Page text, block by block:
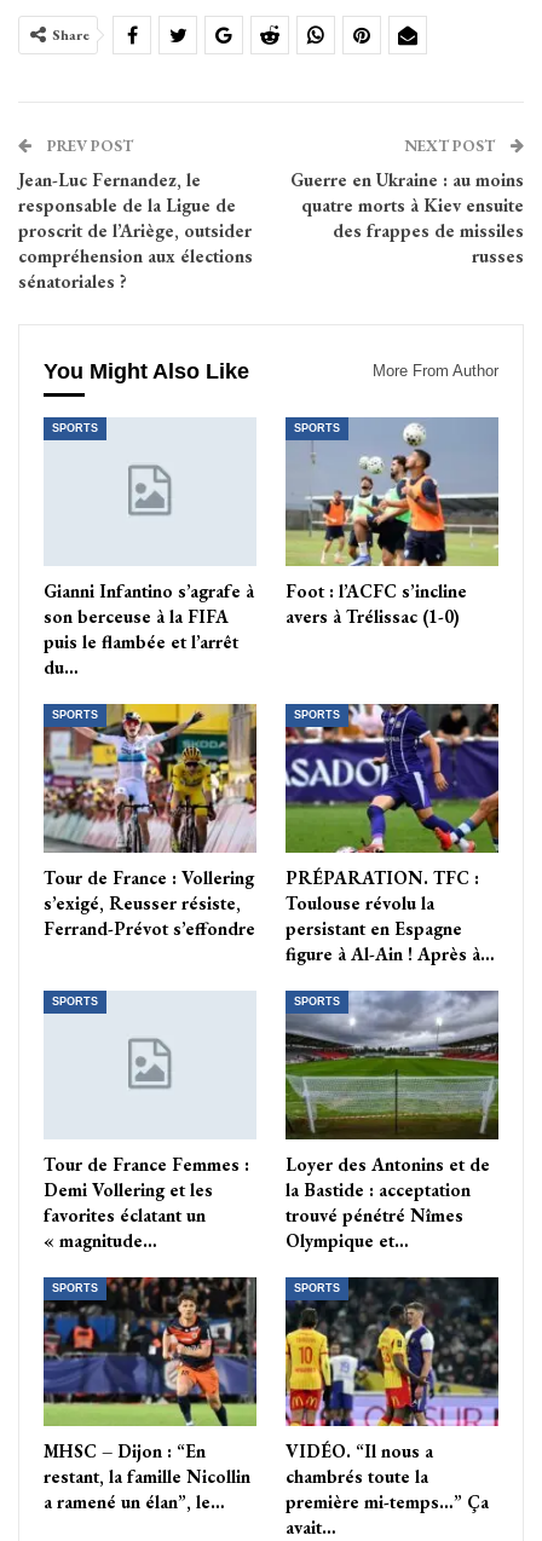
Share
PREV POST
Jean-Luc Fernandez, le
responsable de la Ligue de
proscrit de l’Ariège, outsider
compréhension aux élections
sénatoriales ?
NEXT POST
Guerre en Ukraine : au moins
quatre morts à Kiev ensuite
des frappes de missiles
russes
You Might Also Like More From Author
SPORTS
Gianni Infantino s’agrafe à
son berceuse à la FIFA
puis le flambée et l’arrêt
du…
SPORTS
Foot : l’ACFC s’incline
avers à Trélissac (1-0)
SPORTS
Tour de France : Vollering
s’exigé, Reusser résiste,
Ferrand-Prévot s’effondre
SPORTS
PRÉPARATION. TFC :
Toulouse révolu la
persistant en Espagne
figure à Al-Ain ! Après à…
SPORTS
Tour de France Femmes :
Demi Vollering et les
favorites éclatant un
« magnitude…
SPORTS
Loyer des Antonins et de
la Bastide : acceptation
trouvé pénétré Nîmes
Olympique et…
SPORTS
MHSC – Dijon : “En
restant, la famille Nicollin
a ramené un élan”, le…
SPORTS
VIDÉO. “Il nous a
chambrés toute la
première mi-temps…” Ça
avait…